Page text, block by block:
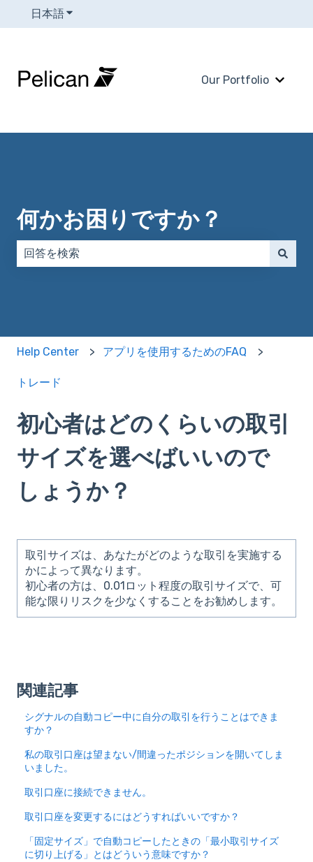
日本語翻訳のサブメニューを表示
Our Portfolio
Our
何かお困りですか？
Help Center アプリを使用するためのFAQ
トレード
初心者はどのくらいの取引
サイズを選べばいいので
しょうか？
取引サイズは、あなたがどのような取引を実施する
かによって異なります。
初心者の方は、0.01ロット程度の取引サイズで、可
能な限りリスクを少なくすることをお勧めします。
関連記事
シグナルの自動コピー中に自分の取引を行うことはできま
すか？
私の取引口座は望まない/間違ったポジションを開いてしま
いました。
取引口座に接続できません。
取引口座を変更するにはどうすればいいですか？
「固定サイズ」で自動コピーしたときの「最小取引サイズ
に切り上げる」とはどういう意味ですか？